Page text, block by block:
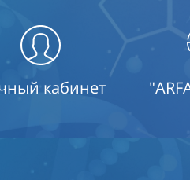
кабинет